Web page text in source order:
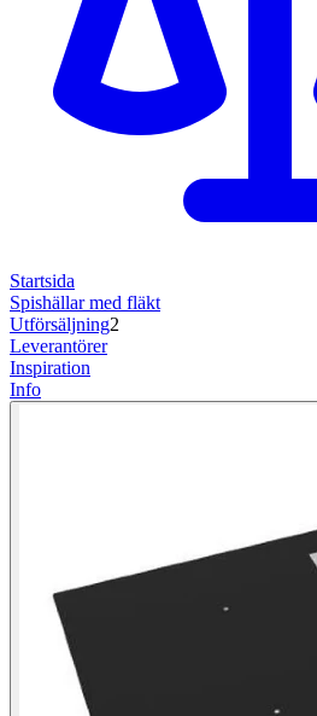
Startsida
Spishällar med fläkt
Utförsäljning2
Leverantörer
Inspiration
Info